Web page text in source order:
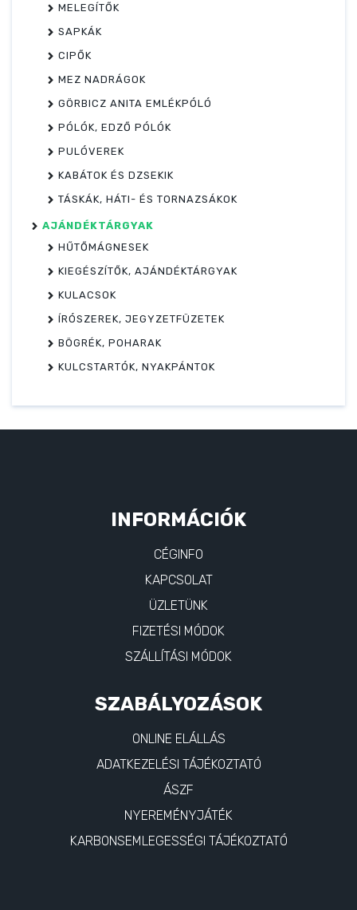
MELEGÍTŐK
SAPKÁK
CIPŐK
MEZ NADRÁGOK
GÖRBICZ ANITA EMLÉKPÓLÓ
PÓLÓK, EDZŐ PÓLÓK
PULÓVEREK
KABÁTOK ÉS DZSEKIK
TÁSKÁK, HÁTI- ÉS TORNAZSÁKOK
AJÁNDÉKTÁRGYAK
HŰTŐMÁGNESEK
KIEGÉSZÍTŐK, AJÁNDÉKTÁRGYAK
KULACSOK
ÍRÓSZEREK, JEGYZETFÜZETEK
BÖGRÉK, POHARAK
KULCSTARTÓK, NYAKPÁNTOK
INFORMÁCIÓK
CÉGINFO
KAPCSOLAT
ÜZLETÜNK
FIZETÉSI MÓDOK
SZÁLLÍTÁSI MÓDOK
SZABÁLYOZÁSOK
ONLINE ELÁLLÁS
ADATKEZELÉSI TÁJÉKOZTATÓ
ÁSZF
NYEREMÉNYJÁTÉK
KARBONSEMLEGESSÉGI TÁJÉKOZTATÓ